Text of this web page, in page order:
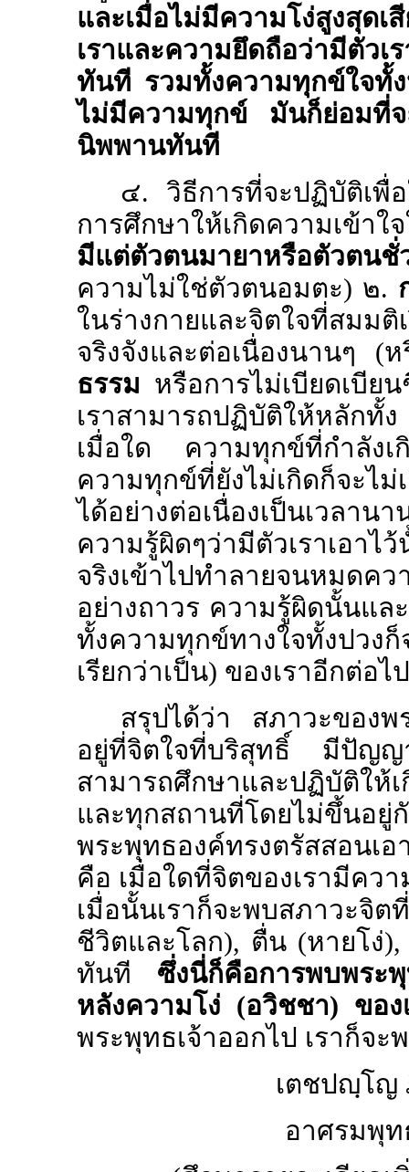
และเมื่อไม่มีความโง่สูงสุด
เราและความยึดถือว่ามีตัวเ
ทันที รวมทั้งความทุกข์ใจทั้
ไม่มีความทุกข์ มันก็ย่อมที่จ
นิพพานทันที
๔. วิธีการที่จะปฏิบัติเพื่
การศึกษาให้เกิดความเข้าใ
มีแต่ตัวตนมายาหรือตัวตนชั่
ความไม่ใช่ตัวตนอมตะ) ๒.
ในร่างกายและจิตใจที่สมมติ
จริงจังและต่อเนื่องนานๆ
ธรรม หรือการไม่เบียดเบี
เราสามารถปฏิบัติให้หลักทั้
เมื่อใด ความทุกข์ที่กำลัง
ความทุกข์ที่ยังไม่เกิดก็จะไ
ได้อย่างต่อเนื่องเป็นเวลาน
ความรู้ผิดๆว่ามีตัวเราเอา
จริงเข้าไปทำลายจนหมดค
อย่างถาวร ความรู้ผิดนั้นแล
ทั้งความทุกข์ทางใจทั้งปว
เรียกว่าเป็น) ของเราอีกต่อไ
สรุปได้ว่า สภาวะของพ
อยู่ที่จิตใจที่บริสุทธิ์ มีปัญ
สามารถศึกษาและปฏิบัติให้เ
และทุกสถานที่โดยไม่ขึ้
พระพุทธองค์ทรงตรัสสอนเอ
คือ เมื่อใดที่จิตของเรามีค
เมื่อนั้นเราก็จะพบสภาวะจิต
ชีวิตและโลก), ตื่น (หายโง่)
ทันที ซึ่งนี่ก็คือการพบพระ
หลังความโง่ (อวิชชา) ของ
พระพุทธเจ้าออกไป เราก็จะ
เตชปญฺโ
อาศรมพุท